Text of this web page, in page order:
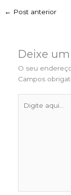
← Post anterior
Deixe
O seu
Campos
aqui...